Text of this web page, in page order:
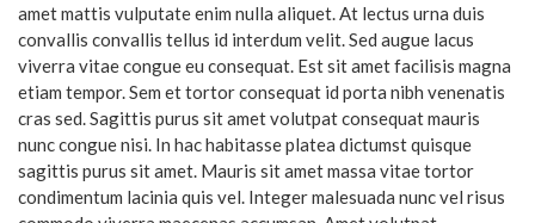
amet mattis vulputate enim nulla aliquet. At lectus urna duis
convallis convallis tellus id interdum velit. Sed augue lacus
viverra vitae congue eu consequat. Est sit amet facilisis magna
etiam tempor. Sem et tortor consequat id porta nibh venenatis
cras sed. Sagittis purus sit amet volutpat consequat mauris
nunc congue nisi. In hac habitasse platea dictumst quisque
sagittis purus sit amet. Mauris sit amet massa vitae tortor
condimentum lacinia quis vel. Integer malesuada nunc vel risus